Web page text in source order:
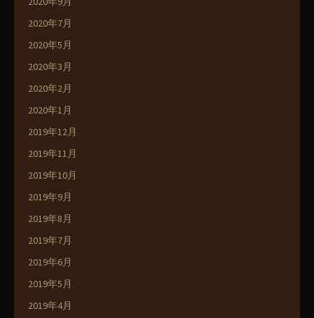
2020年7月
2020年5月
2020年3月
2020年2月
2020年1月
2019年12月
2019年11月
2019年10月
2019年9月
2019年8月
2019年7月
2019年6月
2019年5月
2019年4月